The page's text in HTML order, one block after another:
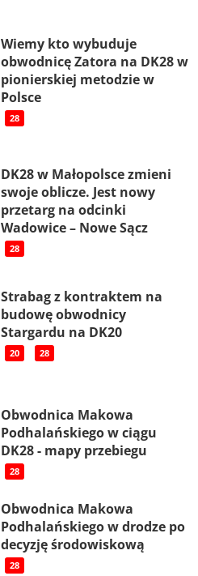
Wiemy kto wybuduje
obwodnicę Zatora na DK28 w
pionierskiej metodzie w
Polsce
28
DK28 w Małopolsce zmieni
swoje oblicze. Jest nowy
przetarg na odcinki
Wadowice – Nowe Sącz
28
Strabag z kontraktem na
budowę obwodnicy
Stargardu na DK20
20 28
Obwodnica Makowa
Podhalańskiego w ciągu
DK28 - mapy przebiegu
28
Obwodnica Makowa
Podhalańskiego w drodze po
decyzję środowiskową
28